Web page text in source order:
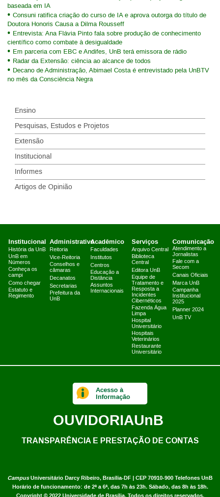
baseada em IA
Consuni ratifica criação do curso de IA e aprova outorga do título de
Doutora Honoris Causa a Dilma Rousseff
Entrevista: Ana Flávia Pinto fala sobre produção de conhecimento
científico como combate à desigualdade
Em parceria com EBC e Andifes, UnB terá emissora de rádio
Radar da Extensão: ciência ao alcance de todos
Decano de Administração, Abimael Costa é entrevistado pela UnBTV
no mês da Consciência Negra
Ensino
Pesquisas, Estudos e Projetos
Extensão
Institucional
Informes
Artigos de Opinião
Institucional
História da UnB
UnB em
Números
Conheça os
campi
Como chegar
Estatuto e
Regimento
Administrativo
Reitoria
Vice-Reitoria
Conselhos e
câmaras
Decanatos
Secretarias
Prefeitura da
UnB
Acadêmico
Faculdades
Institutos
Centros
Educação a
Distância
Assuntos
Internacionais
Serviços
Arquivo Central
Biblioteca
Central
Editora UnB
Equipe de
Tratamento e
Resposta a
Incidentes
Cibernéticos
Fazenda Água
Limpa
Hospital
Universitário
Hospitais
Veterinários
Restaurante
Universitário
Comunicação
Atendimento a
Jornalistas
Fale com a
Secom
Canais Oficiais
Marca UnB
Campanha
Institucional
2025
Planner 2024
UnB TV
CampusUniversitário Darcy Ribeiro, Brasília-DF | CEP 70910-900 Telefones UnB
Horário de funcionamento: de 2ª a 6ª, das 7h às 23h. Sábado, das 8h às 18h.
Acesso à
Informação
OUVIDORIAUnB
TRANSPARÊNCIA E PRESTAÇÃO DE CONTAS